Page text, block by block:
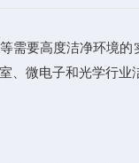
需要高度洁净环境
、微电子和光学行